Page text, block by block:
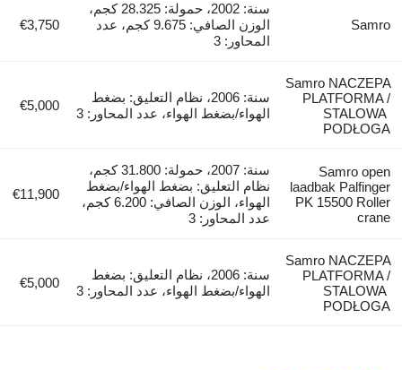
Samro
سنة: 2002، حمولة: 28.325 كجم،
الوزن الصافي: 9.675 كجم، عدد
المحاور: 3
€3,750
Samro NACZEPA
PLATFORMA /
STALOWA
PODŁOGA
سنة: 2006، نظام التعليق: بضغط
الهواء/بضغط الهواء، عدد المحاور: 3
€5,000
Samro open
laadbak Palfinger
PK 15500 Roller
crane
سنة: 2007، حمولة: 31.800 كجم،
نظام التعليق: بضغط الهواء/بضغط
الهواء، الوزن الصافي: 6.200 كجم،
عدد المحاور: 3
€11,900
Samro NACZEPA
PLATFORMA /
STALOWA
PODŁOGA
سنة: 2006، نظام التعليق: بضغط
الهواء/بضغط الهواء، عدد المحاور: 3
€5,000